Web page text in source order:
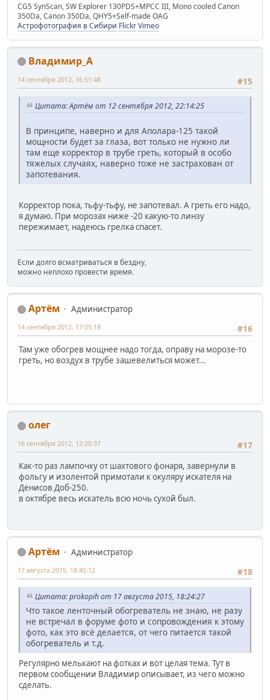
CG5 SynScan, SW Explorer 130PDS+MPCC III, Mono cooled Canon
350Da, Canon 350Da, QHY5+Self-made OAG
Астрофотография в Сибири FlickrVimeo
Владимир_А
#15
14 сентября 2012, 16:51:48
Цитата: Артём от 12 сентября 2012, 22:14:25
В принципе, наверно и для Аполара-125 такой
мощности будет за глаза, вот только не нужно ли
там еще корректор в трубе греть, который в особо
тяжелых случаях, наверно тоже не застрахован от
запотевания.
Корректор пока, тьфу-тьфу, не запотевал. А греть его надо,
я думаю. При морозах ниже -20 какую-то линзу
пережимает, надеюсь грелка спасет.
Если долго всматриваться в бездну,
можно неплохо провести время.
Артём
Администратор
#16
14 сентября 2012, 17:05:18
Там уже обогрев мощнее надо тогда, оправу на морозе-то
греть, но воздух в трубе зашевелиться может...
олег
#17
16 сентября 2012, 13:20:37
Как-то раз лампочку от шахтового фонаря, завернули в
фольгу и изолентой примотали к окуляру искателя на
Денисов Доб-250.
в октябре весь искатель всю ночь сухой был.
Артём
Администратор
#18
17 августа 2015, 18:45:12
Цитата: prokopih от 17 августа 2015, 18:24:27
Что такое ленточный обогреватель не знаю, не разу
не встречал в форуме фото и сопровождения к этому
фото, как это всё делается, от чего питается такой
обогреватель и т.д.
Регулярно мелькают на фотках и вот целая тема. Тут в
первом сообщении Владимир описывает, из чего можно
сделать.